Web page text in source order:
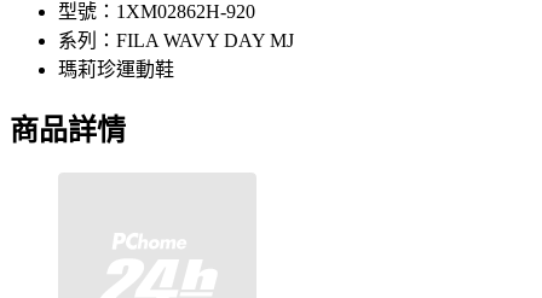
型號：1XM02862H-920
系列：FILA WAVY DAY MJ
瑪莉珍運動鞋
商品詳情